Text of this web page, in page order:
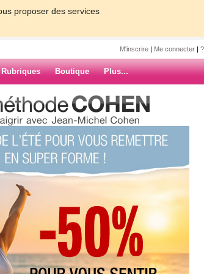
proposer des services
M'inscrire | Me connecter |
Rubriques Boutique Plus...
3, 1
ARCHIVES